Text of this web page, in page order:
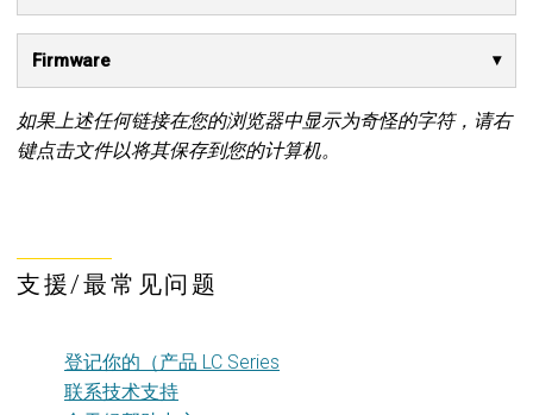
Firmware
如果上述任何链接在您的浏览器中显示为奇怪的字符，请右
键点击文件以将其保存到您的计算机。
支援/最常见问题
登记你的（产品 LC Series
联系技术支持